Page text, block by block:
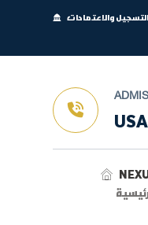
والاعتمادات